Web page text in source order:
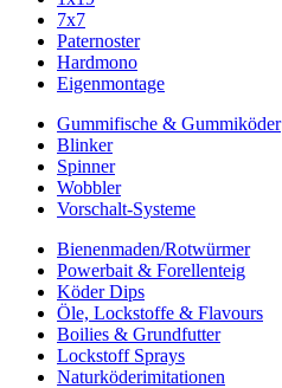
7x7
Paternoster
Hardmono
Eigenmontage
Gummifische & Gummiköder
Blinker
Spinner
Wobbler
Vorschalt-Systeme
Bienenmaden/Rotwürmer
Powerbait & Forellenteig
Köder Dips
Öle, Lockstoffe & Flavours
Boilies & Grundfutter
Lockstoff Sprays
Naturköderimitationen